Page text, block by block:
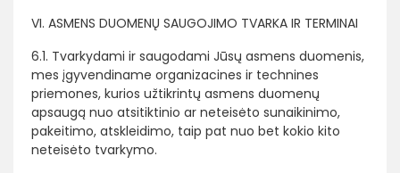
VI. ASMENS DUOMENŲ SAUGOJIMO TVARKA IR TERMINAI
6.1. Tvarkydami ir saugodami Jūsų asmens duomenis,
mes įgyvendiname organizacines ir technines
priemones, kurios užtikrintų asmens duomenų
apsaugą nuo atsitiktinio ar neteisėto sunaikinimo,
pakeitimo, atskleidimo, taip pat nuo bet kokio kito
neteisėto tvarkymo.